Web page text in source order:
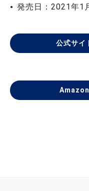
発売日：2021年1
公式サイ
Amazon